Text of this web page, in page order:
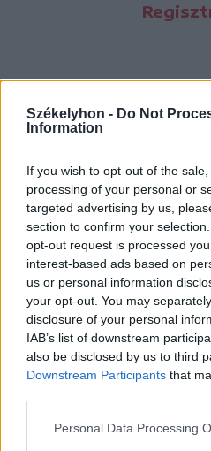
Székelyhon - Do Not
Information
If you wish to opt-out of the
processing of your personal or
targeted advertising by us,
section to confirm your
opt-out request is processed
interest-based ads based on
us or personal information
your opt-out. You may
disclosure of your personal
IAB’s list of downstream
also be disclosed by us to third
Downstream Participants that
Personal Data Processing
Hasznos
Impresszum
Szerzői jogok
Adatvédelmi
Cookie-kezelési
Hozzászólási
Nyomtatott lapjaink
Székely Hírmondó